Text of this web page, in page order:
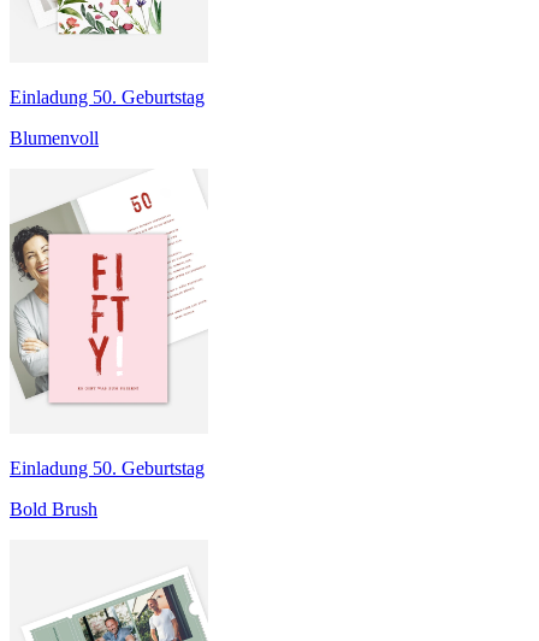
Einladung 50. Geburtstag
Blumenvoll
Einladung 50. Geburtstag
Bold Brush